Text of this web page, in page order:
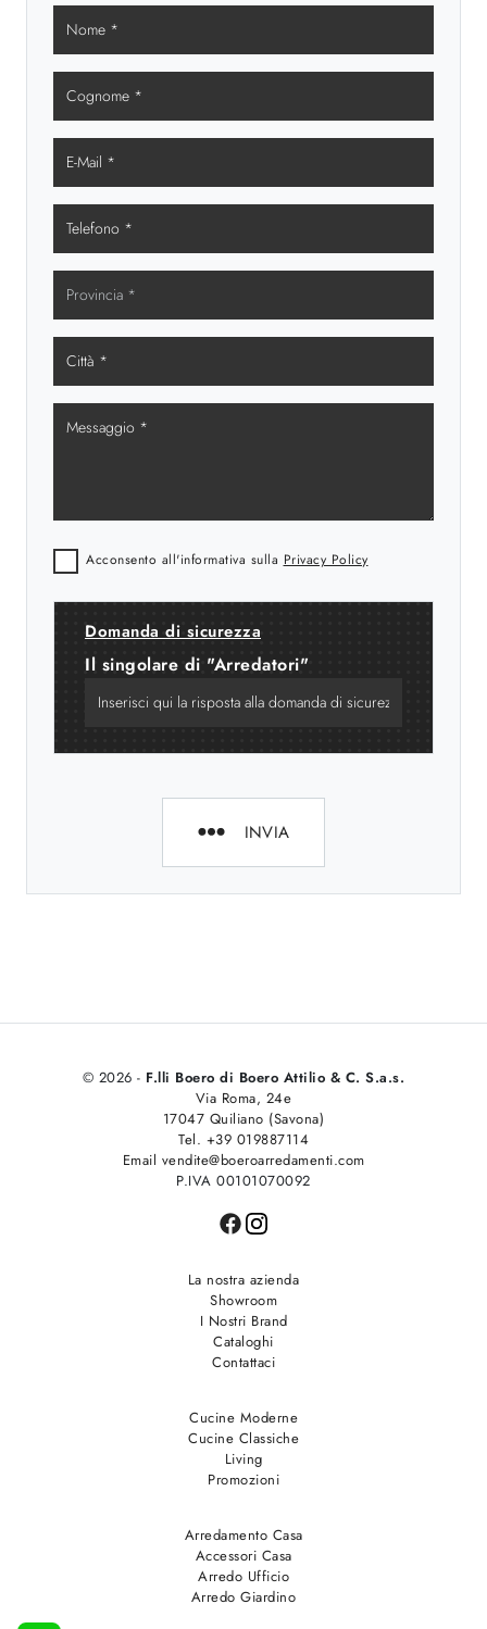
Acconsento all'informativa sulla Privacy Policy
Domanda di sicurezza
Il singolare di "Arredatori"
INVIA
© 2026 - F.lli Boero di Boero Attilio & C. S.a.s.
Via Roma, 24e
17047 Quiliano (Savona)
Tel. +39 019887114
Email vendite@boeroarredamenti.com
P.IVA 00101070092
La nostra azienda
Showroom
I Nostri Brand
Cataloghi
Contattaci
Cucine Moderne
Cucine Classiche
Living
Promozioni
Arredamento Casa
Accessori Casa
Arredo Ufficio
Arredo Giardino